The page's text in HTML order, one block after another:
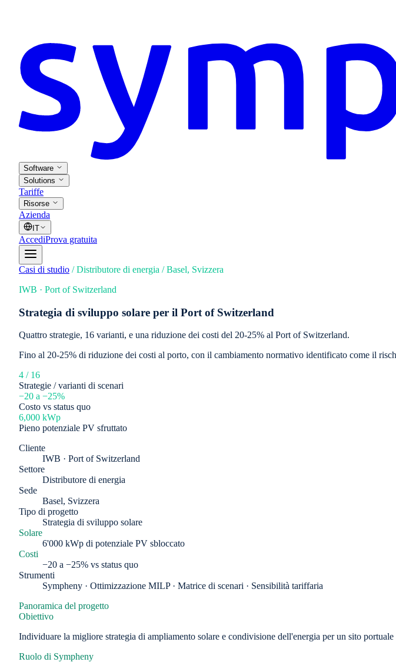
Software
Solutions
Tariffe
Risorse
Azienda
IT
AccediProva gratuita
Casi di studio / Distributore di energia / Basel, Svizzera
IWB · Port of Switzerland
Strategia di sviluppo solare per il Port of Switzerland
Quattro strategie, 16 varianti, e una riduzione dei costi del 20-25% al Port of Switzerland.
Fino al 20-25% di riduzione dei costi al porto, con il cambiamento normativo identificato come il
4 / 16
Strategie / varianti di scenari
−20 a −25%
Costo vs status quo
6,000 kWp
Pieno potenziale PV sfruttato
Cliente
IWB · Port of Switzerland
Settore
Distributore di energia
Sede
Basel, Svizzera
Tipo di progetto
Strategia di sviluppo solare
Solare
6'000 kWp di potenziale PV sbloccato
Costi
−20 a −25% vs status quo
Strumenti
Sympheny · Ottimizzazione MILP · Matrice di scenari · Sensibilità tariffaria
Panoramica del progetto
Obiettivo
Individuare la migliore strategia di ampliamento solare e condivisione dell'energia per un sito
Ruolo di Sympheny